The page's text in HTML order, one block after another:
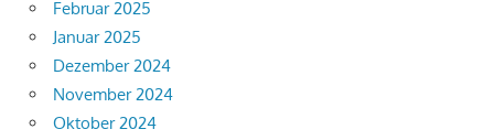
Februar 2025
Januar 2025
Dezember 2024
November 2024
Oktober 2024